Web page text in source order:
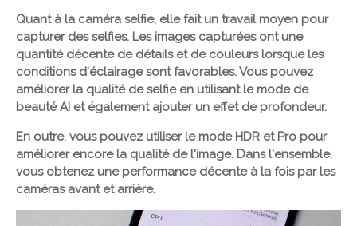
Quant à la caméra selfie, elle fait un travail moyen pour
capturer des selfies. Les images capturées ont une
quantité décente de détails et de couleurs lorsque les
conditions d'éclairage sont favorables. Vous pouvez
améliorer la qualité de selfie en utilisant le mode de
beauté AI et également ajouter un effet de profondeur.
En outre, vous pouvez utiliser le mode HDR et Pro pour
améliorer encore la qualité de l'image. Dans l'ensemble,
vous obtenez une performance décente à la fois par les
caméras avant et arrière.